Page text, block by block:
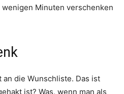
Minuten verschenken
die Wunschliste. Das ist
ist? Was, wenn man als